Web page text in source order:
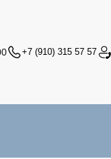
+7 (910) 315 57 57